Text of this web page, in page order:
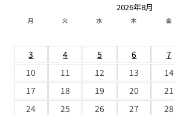
2026年8月
月 火 水 木 金
3
4 5 6 7
10
11 12 13 14
17
18 19 20 21
24
25 26 27 28